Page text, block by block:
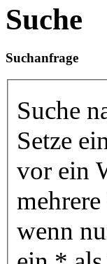
Suche
Suchanfrage
Suche
Setze
vor ein
wenn